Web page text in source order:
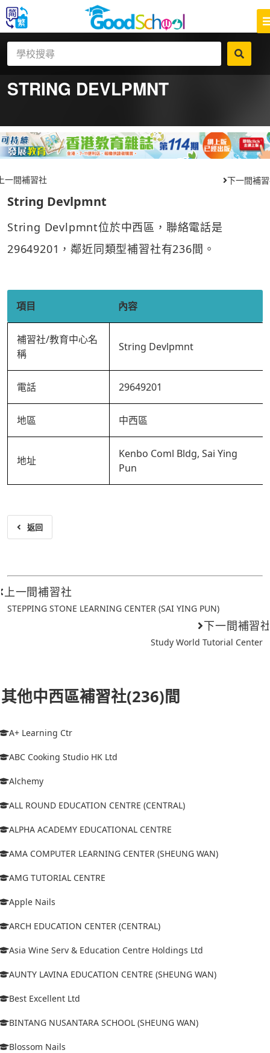
STRING DEVLPMNT
一間補習社 下一間補
String Devlpmnt
String Devlpmnt位於中西區，聯絡電話是
29649201，鄰近同類型補習社有236間。
項目 內容
補習社/教育中心名
稱
String Devlpmnt
電話 29649201
地區 中西區
地址
Kenbo Coml Bldg, Sai Ying
Pun
返回
上一間補習社
STEPPING STONE LEARNING CENTER (SAI YING PUN)
下一間補習
Study World Tutorial Center
其他中西區補習社(236)間
A+ Learning Ctr
ABC Cooking Studio HK Ltd
Alchemy
ALL ROUND EDUCATION CENTRE (CENTRAL)
ALPHA ACADEMY EDUCATIONAL CENTRE
AMA COMPUTER LEARNING CENTER (SHEUNG WAN)
AMG TUTORIAL CENTRE
Apple Nails
ARCH EDUCATION CENTER (CENTRAL)
Asia Wine Serv & Education Centre Holdings Ltd
AUNTY LAVINA EDUCATION CENTRE (SHEUNG WAN)
Best Excellent Ltd
BINTANG NUSANTARA SCHOOL (SHEUNG WAN)
Blossom Nails